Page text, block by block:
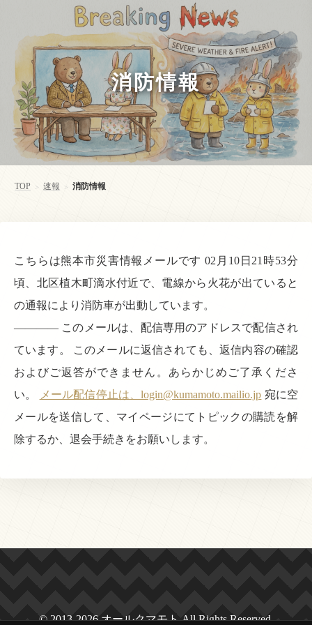
消防情報
TOP > 速報 > 消防情報
こちらは熊本市災害情報メールです 02月10日21時53分
頃、北区植木町滴水付近で、電線から火花が出ていると
の通報により消防車が出動しています。
———— このメールは、配信専用のアドレスで配信され
ています。 このメールに返信されても、返信内容の確認
およびご返答ができません。あらかじめご了承くださ
い。
メール配信停止は、login@kumamoto.mailio.jp 宛に空
メールを送信して、マイページにてトピックの購読を解
除するか、退会手続きをお願いします。
© 2013-2026 オールクマモト All Rights Reserved.